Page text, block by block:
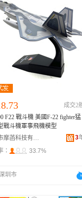
成交2
F22 戰斗機 美國F-22 fighter猛
戰斗機軍事飛機模型
深圳市摩菡科技有限公司
3
：
33.7%
圳市